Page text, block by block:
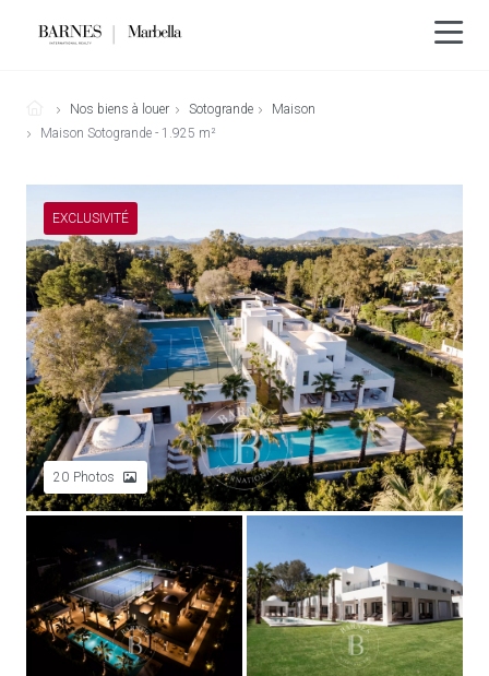
Nos biens à louer Sotogrande
Maison
Maison Sotogrande - 1.925 m²
20 Photos
EXCLUSIVITÉ